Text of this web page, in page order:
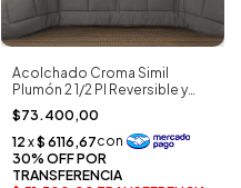
Acolchado Croma Simil
Plumón 2 1/2 Pl Reversible y
Bitono cemento - Alcoyana
$73.400,00